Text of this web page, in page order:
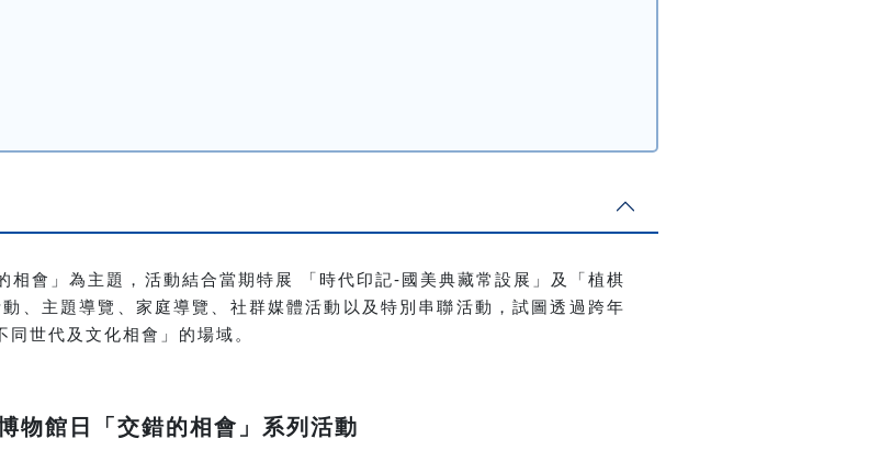
相會」為主題， 活動結合當期特展 「時代印記-國美典藏常設展」 及
「植棋
、主題導覽、家庭導覽、社群媒體活動以及特別串聯活動 ，試圖透過跨年
世代及文化相會」的場域。
物館日「交錯的相會」系列活動